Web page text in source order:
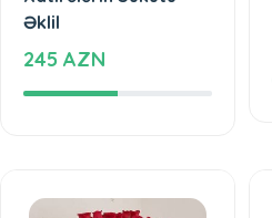
Əklil
245 AZN